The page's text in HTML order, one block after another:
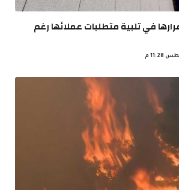
في تلبية متطلبات عملائها رغم